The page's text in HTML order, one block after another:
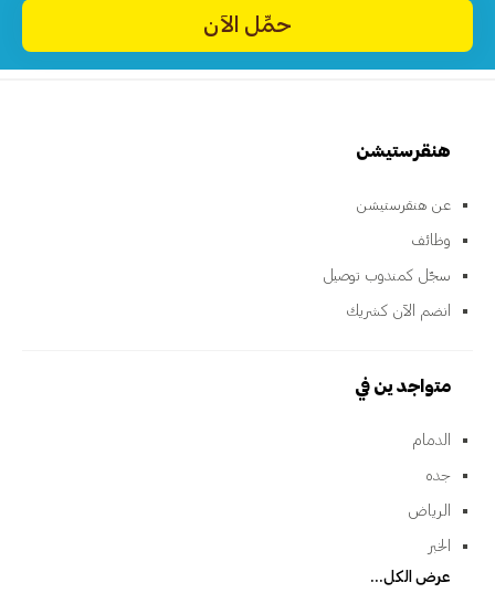
حمِّل الآن
هنقرستيشن
عن هنقرستيشن
وظائف
سجّل كمندوب توصيل
انضم الآن كشريك
متواجدين في
الدمام
جده
الرياض
الخبر
عرض الكل...